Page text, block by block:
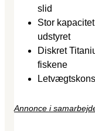
slid
Stor
udstyret
Diskret
fiskene
Annonce i